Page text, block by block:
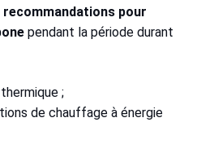
recommandations pour
pendant la période durant
;
de chauffage à énergie